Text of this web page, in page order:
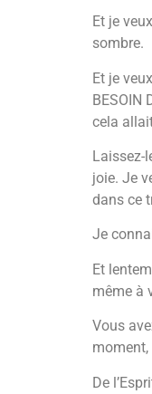
Et je
sombre.
Et je
BESOIN
cela
Laissez-
joie. Je
dans ce
Je
Et
même à
Vous
moment,
De